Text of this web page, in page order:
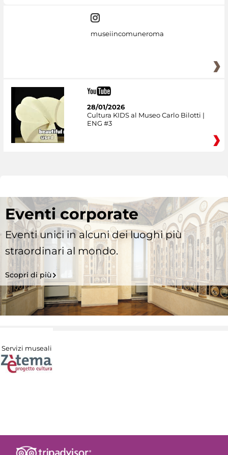
museiincomuneroma
28/01/2026
Cultura KIDS al Museo Carlo Bilotti |
ENG #3
Eventi corporate
Eventi unici in alcuni dei luoghi più
straordinari al mondo.
Scopri di più
Servizi museali